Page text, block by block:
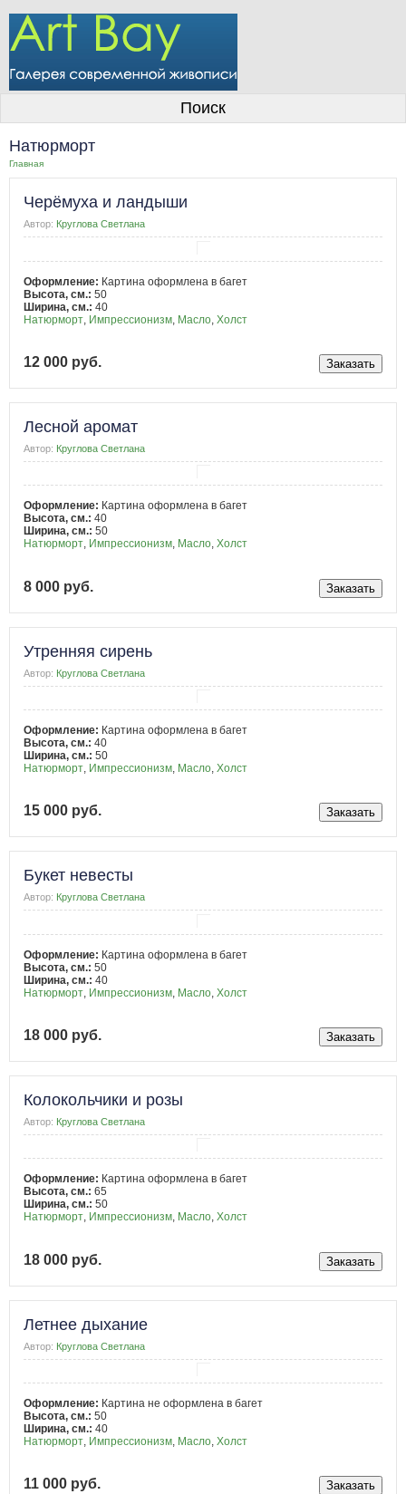
Информация для покупателей
Размещение работ
Контакты
Личный кабинет
Поиск
Натюрморт
Главная
Черёмуха и ландыши
Автор: Круглова Светлана
Оформление: Картина оформлена в багет
Высота, см.: 50
Ширина, см.: 40
Натюрморт Импрессионизм Масло Холст
12 000 руб.
Лесной аромат
Автор: Круглова Светлана
Оформление: Картина оформлена в багет
Высота, см.: 40
Ширина, см.: 50
Натюрморт, Импрессионизм, Масло, Холст
8 000 руб.
Утренняя сирень
Автор: Круглова Светлана
Оформление: Картина оформлена в багет
Высота, см.: 40
Ширина, см.: 50
Натюрморт, Импрессионизм, Масло, Холст
15 000 руб.
Букет невесты
Автор: Круглова Светлана
Оформление: Картина оформлена в багет
Высота, см.: 50
Ширина, см.: 40
Натюрморт Импрессионизм Масло Холст
18 000 руб.
Колокольчики и розы
Автор: Круглова Светлана
Оформление: Картина оформлена в багет
Высота, см.: 65
Ширина, см.: 50
Натюрморт, Импрессионизм, Масло, Холст
18 000 руб.
Летнее дыхание
Автор: Круглова Светлана
Оформление: Картина не оформлена в багет
Высота, см.: 50
Ширина, см.: 40
Натюрморт, Импрессионизм, Масло, Холст
11 000 руб.